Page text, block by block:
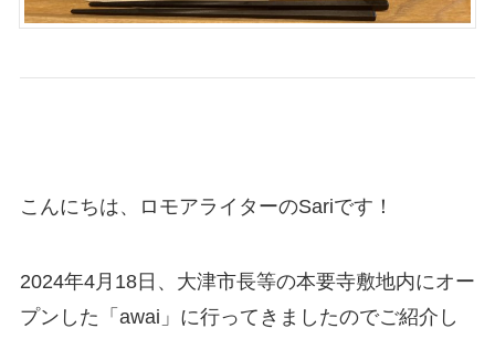
こんにちは、ロモアライターのSariです！
2024年4月18日、大津市長等の本要寺敷地内にオー
プンした「awai」に行ってきましたのでご紹介し